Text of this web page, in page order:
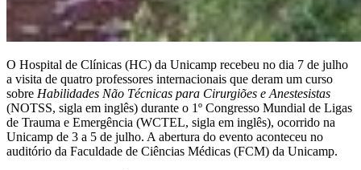
O Hospital de Clínicas (HC) da Unicamp recebeu no dia 7 de julho
a visita de quatro professores internacionais que deram um curso
sobre Habilidades Não Técnicas para Cirurgiões e Anestesistas
(NOTSS, sigla em inglês) durante o 1º Congresso Mundial de Ligas
de Trauma e Emergência (WCTEL, sigla em inglês), ocorrido na
Unicamp de 3 a 5 de julho. A abertura do evento aconteceu no
auditório da Faculdade de Ciências Médicas (FCM) da Unicamp.